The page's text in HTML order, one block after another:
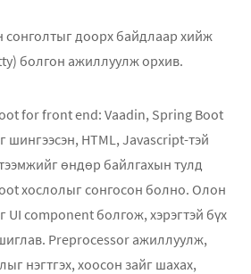
сонголтыг доорх байдлаар хийж
болгон ажиллуулж орхив.
for front end: Vaadin, Spring Boot
шингээсэн, HTML, Javascript-тэй
өндөр байлгахын тулд
хослолыг сонгосон болно. Олон
UI component болгож, хэрэгтэй бүх
Preprocessor ажиллуулж,
нэгтгэх, хоосон зайг шахах,